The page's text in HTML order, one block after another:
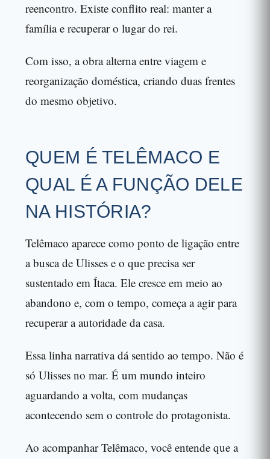
reencontro. Existe conflito real: manter a
família e recuperar o lugar do rei.
Com isso, a obra alterna entre viagem e
reorganização doméstica, criando duas frentes
do mesmo objetivo.
QUEM É TELÊMACO E
QUAL É A FUNÇÃO DELE
NA HISTÓRIA?
Telêmaco aparece como ponto de ligação entre
a busca de Ulisses e o que precisa ser
sustentado em Ítaca. Ele cresce em meio ao
abandono e, com o tempo, começa a agir para
recuperar a autoridade da casa.
Essa linha narrativa dá sentido ao tempo. Não é
só Ulisses no mar. É um mundo inteiro
aguardando a volta, com mudanças
acontecendo sem o controle do protagonista.
Ao acompanhar Telêmaco, você entende que a